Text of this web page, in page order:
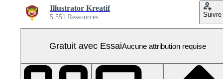
Illustrator Kreatif
5 551 Ressources Suivre
Gratuit avec EssaiAucune attribution requise